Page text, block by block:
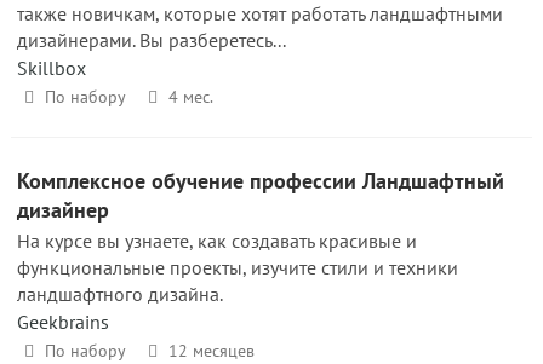
также новичкам, которые хотят работать ландшафтными
дизайнерами. Вы разберетесь...
Skillbox
По набору 4 мес.
Комплексное обучение профессии Ландшафтный
дизайнер
На курсе вы узнаете, как создавать красивые и
функциональные проекты, изучите стили и техники
ландшафтного дизайна.
Geekbrains
По набору 12 месяцев